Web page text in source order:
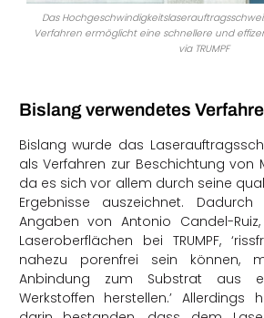
Das
Verfahren ermöglicht eine schnellere und
via TRUMPF
Bislang verwendetes
Bislang wurde das
als Verfahren zur Beschichtung von
da es sich vor allem durch seine
Ergebnisse auszeichnet.
Angaben von Antonio Candel-
Laseroberflächen bei TRUMPF,
nahezu porenfrei sein können,
Anbindung zum Substrat aus
Werkstoffen herstellen.’ Allerdings